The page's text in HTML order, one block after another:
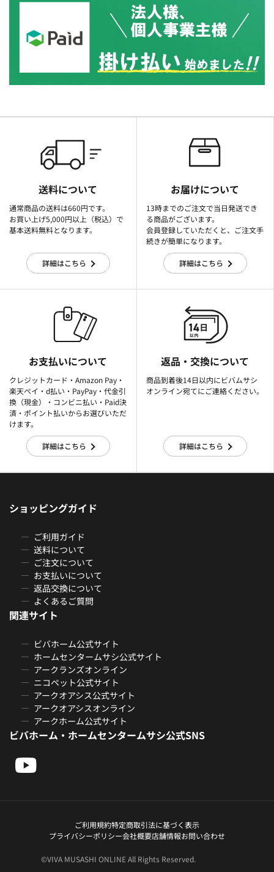
送料について
通常商品の送料は660円です。
お買い上げ5,000円以上（税込）で
基本送料無料となります。
詳細はこちら
お届けについて
13時までのご注文で当日発送でき
る商品がございます。
会員登録していただくと、ご注文手
続きが簡単になります。
詳細はこちら
お支払いについて
クレジットカード・Amazon Pay・
楽天ぺイ・d払い・PayPay・代金引
換（現金）・コンビニ払い・Paid決
済・ポイント払いからお選びいただ
けます。
詳細はこちら
返品・交換について
商品到着後14日以内にビバムサシ
オンライン宛てにご連絡ください。
詳細はこちら
ショッピングガイド
ご利用ガイド
送料について
ご注文について
お支払いについて
返品交換について
よくあるご質問
関連サイト
ビバホーム公式サイト
ホームセンタームサシ公式サイト
アークランズオンライン
ニコペット公式サイト
アークオアシス公式サイト
アークオアシスオンライン
アークホーム公式サイト
ビバホーム・ホームセンタームサシ公式SNS
ご利用規約特定商取引法に基づく表示
プライバシーポリシー会社概要店舗情報お問い合わせ
©VIVA MUSASHI ONLINE All Rights Reserved.